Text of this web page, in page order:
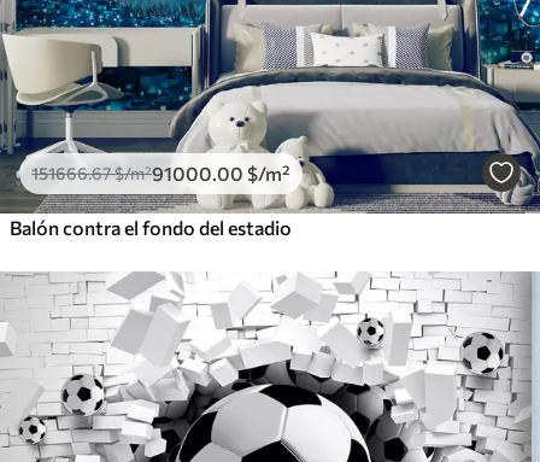
151666.67$/m²91000 .00 $/m²
Balón contra el fondo del estadio